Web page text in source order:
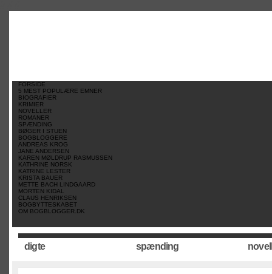
FORSIDE
5 MEST POPULÆRE EMNER
BIOGRAFIER
KRIMIER
NOVELLER
ROMANER
SPÆNDING
BØGER I STUEN
BOGBLOGGERE
ANDREAS KROG
JANE ANDERSEN
KAREN MØLDRUP RASMUSSEN
KATHRINE NORSK
KATRINE LESTER
KRISTA BAUER
METTE BACH LINDGAARD
MORTEN KIDAL
CLAUS HENRIKSEN
BOGBYTTESKABET
OM BOGBLOGGER.DK
digte spænding